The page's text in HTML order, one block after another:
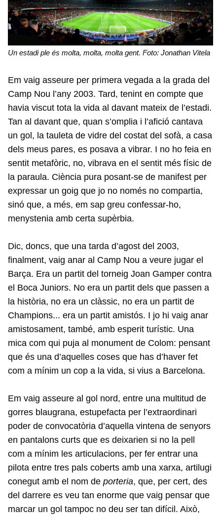
Un estadi ple és molta, molta, molta gent. Foto: Jonathan Vitela
Em vaig asseure per primera vegada a la grada del
Camp Nou l’any 2003. Tard, tenint en compte que
havia viscut tota la vida al davant mateix de l’estadi.
Tan al davant que, quan s’omplia i l’afició cantava
un gol, la tauleta de vidre del costat del sofà, a casa
dels meus pares, es posava a vibrar. I no ho feia en
sentit metafòric, no, vibrava en el sentit més físic de
la paraula. Ciència pura posant-se de manifest per
expressar un goig que jo no només no compartia,
sinó que, a més, em sap greu confessar-ho,
menystenia amb certa supèrbia.
Dic, doncs, que una tarda d’agost del 2003,
finalment, vaig anar al Camp Nou a veure jugar el
Barça. Era un partit del torneig Joan Gamper contra
el Boca Juniors. No era un partit dels que passen a
la història, no era un clàssic, no era un partit de
Champions... era un partit amistós. I jo hi vaig anar
amistosament, també, amb esperit turístic. Una
mica com qui puja al monument de Colom: pensant
que és una d’aquelles coses que has d’haver fet
com a mínim un cop a la vida, si vius a Barcelona.
Em vaig asseure al gol nord, entre una multitud de
gorres blaugrana, estupefacta per l’extraordinari
poder de convocatòria d’aquella vintena de senyors
en pantalons curts que es deixarien si no la pell
com a mínim les articulacions, per fer entrar una
pilota entre tres pals coberts amb una xarxa, artilugi
conegut amb el nom de porteria, que, per cert, des
del darrere es veu tan enorme que vaig pensar que
marcar un gol tampoc no deu ser tan difícil. Això,